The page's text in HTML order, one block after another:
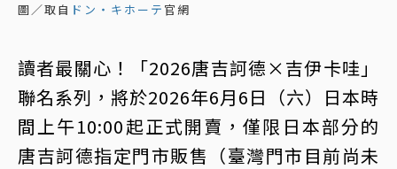
圖／取自 ドン・キホーテ 官網
讀者最關心！「2026唐吉訶德×吉伊卡哇」
聯名系列，將於2026年6月6日（六）日本時
間上午10:00起正式開賣，僅限日本部分的
唐吉訶德指定門市販售（臺灣門市目前尚未